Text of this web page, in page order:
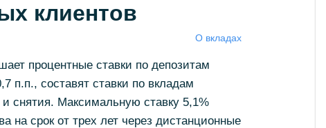
клиентов
О вкладах
процентные ставки по депозитам
п.п., составят ставки по вкладам
снятия. Максимальную ставку 5,1%
на срок от трех лет через дистанционные